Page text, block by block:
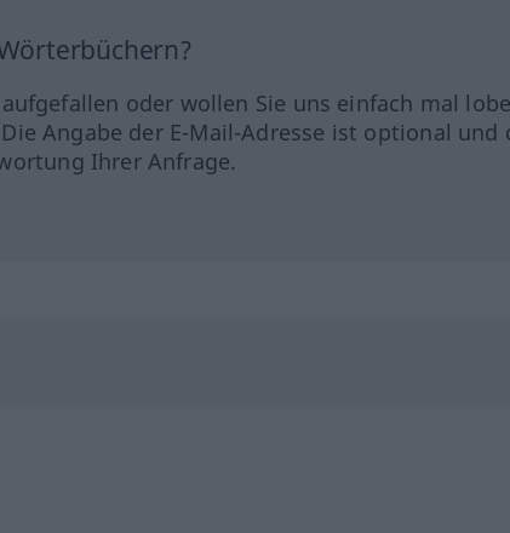
oder wollen Sie uns einfach mal
Angabe der E-Mail-Adresse ist optional und
Ihrer Anfrage.